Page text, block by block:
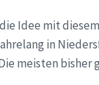
Idee mit
in
meisten bisher